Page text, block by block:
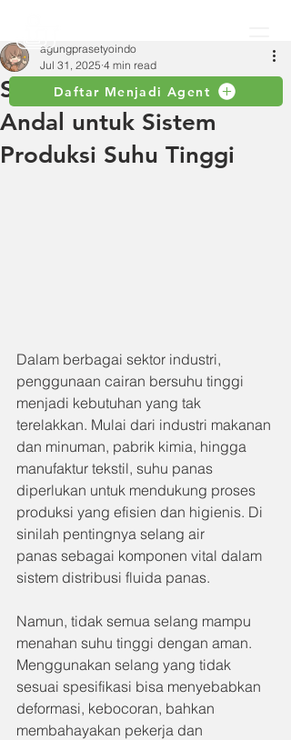
Daftar Menjadi Agent
Selang Air Panas: Solusi
Andal untuk Sistem
Produksi Suhu Tinggi
agungprasetyoindo
Jul 31, 2025 4 min read
Dalam berbagai sektor industri,
penggunaan cairan bersuhu tinggi
menjadi kebutuhan yang tak
terelakkan. Mulai dari industri makanan
dan minuman, pabrik kimia, hingga
manufaktur tekstil, suhu panas
diperlukan untuk mendukung proses
produksi yang efisien dan higienis. Di
sinilah pentingnya selang air
panas sebagai komponen vital dalam
sistem distribusi fluida panas.
Namun, tidak semua selang mampu
menahan suhu tinggi dengan aman.
Menggunakan selang yang tidak
sesuai spesifikasi bisa menyebabkan
deformasi, kebocoran, bahkan
membahayakan pekerja dan